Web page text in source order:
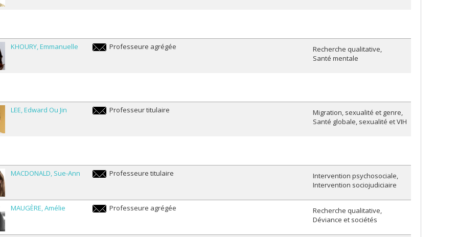
KHOURY Emmanuelle
Professeure agrégée
Recherche qualitative
Santé mentale
LEE Edward Ou Jin
Professeur titulaire
Migration, sexualité et genre
Santé globale, sexualité et VIH
MACDONALD Sue-Ann
Professeure titulaire
Intervention psychosociale
Intervention sociojudiciaire
MAUGÈRE Amélie
Professeure agrégée
Recherche qualitative
Déviance et sociétés